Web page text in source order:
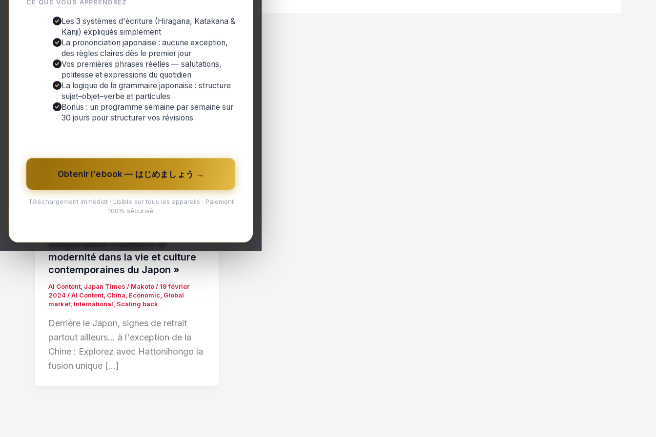
CE QUE VOUS APPRENDREZ
Les 3 systèmes d'écriture (Hiragana, Katakana &
Kanji) expliqués simplement
La prononciation japonaise : aucune exception,
des règles claires dès le premier jour
Vos premières phrases réelles — salutations,
politesse et expressions du quotidien
La logique de la grammaire japonaise : structure
sujet–objet–verbe et particules
Bonus : un programme semaine par semaine sur
30 jours pour structurer vos révisions
Obtenir l'ebook — はじめましょう →
Téléchargement immédiat · Lisible sur tous les appareils · Paiement
100% sécurisé
AI Content, Japan Times
« Derrière le Japon, signes de
retrait partout ailleurs… à
unique entre traditions et
modernité dans la vie et culture
contemporaines du Japon »
AI Content Japan Times / Makoto /19 février
2024 /AI Content China Economic Global
market International Scaling back
Derrière le Japon, signes de retrait
partout ailleurs… à l'exception de la
Chine : Explorez avec Hattonihongo la
fusion unique […]